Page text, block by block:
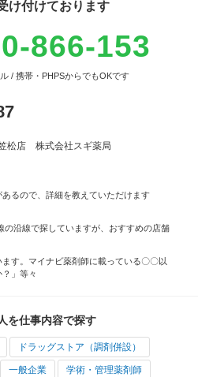
け付けております
866-153
/ 携帯・PHPSからでもOKです
松店 株式会社スギ薬局
あるので、詳細を教えていただけます
の沿線で探していますが、おすすめの店舗
ます。マイナビ薬剤師に載っている〇〇以
」等々
を仕事内容で探す
ドラッグストア（調剤併設）
一般企業 学術・管理薬剤師